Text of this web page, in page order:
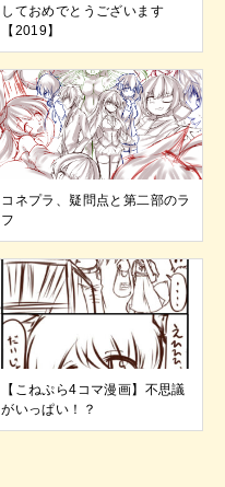
しておめでとうございます
【2019】
コネプラ、疑問点と第二部のラ
フ
【こねぷら4コマ漫画】不思議
がいっぱい！？